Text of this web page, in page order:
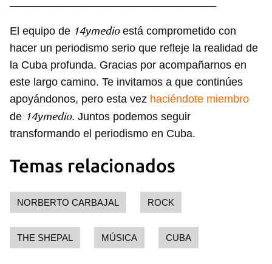
El equipo de 14ymedioestá comprometido con
hacer un periodismo serio que refleje la realidad de
la Cuba profunda. Gracias por acompañarnos en
este largo camino. Te invitamos a que continúes
apoyándonos, pero esta vez haciéndote miembro
de 14ymedio. Juntos podemos seguir
transformando el periodismo en Cuba.
Temas relacionados
NORBERTO CARBAJAL ROCK
THE SHEPAL MÚSICA CUBA